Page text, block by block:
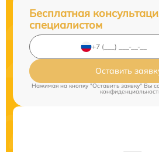
Бесплатная
специалистом
Оставить
Нажимая на кнопку "Оставить заявку" Вы